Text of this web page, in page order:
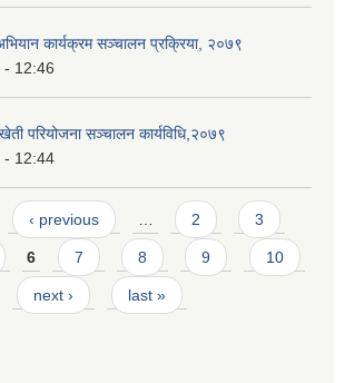
कार्यक्रम सञ्चालन प्रक्रिया, २०७९
- 12:46
परियोजना सञ्चालन कार्यविधि,२०७९
- 12:44
‹ previous 2 3
6 7 8 9 10
next › last »